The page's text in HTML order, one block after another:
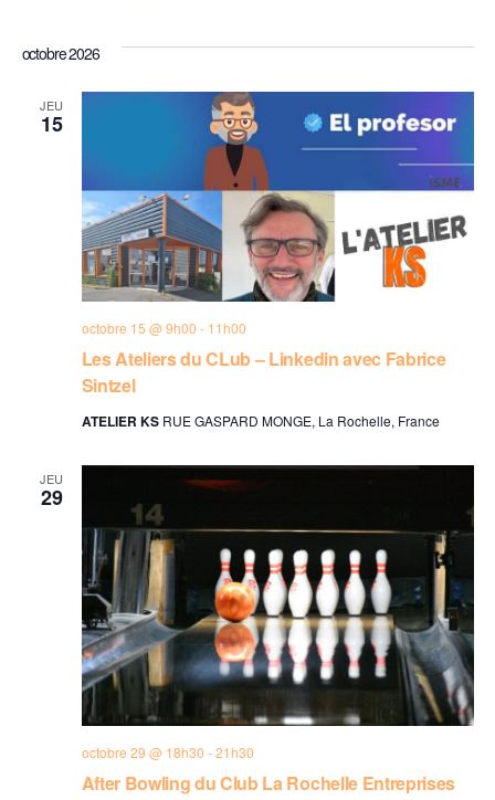
octobre 2026
JEU
15
Les Ateliers du CLub – Linkedin avec Fabrice
Sintzel
octobre 15 @ 9h00 - 11h00
ATELIER KS RUE GASPARD MONGE, La Rochelle, France
JEU
29
After Bowling du Club La Rochelle Entreprises
octobre 29 @ 18h30 -21h30